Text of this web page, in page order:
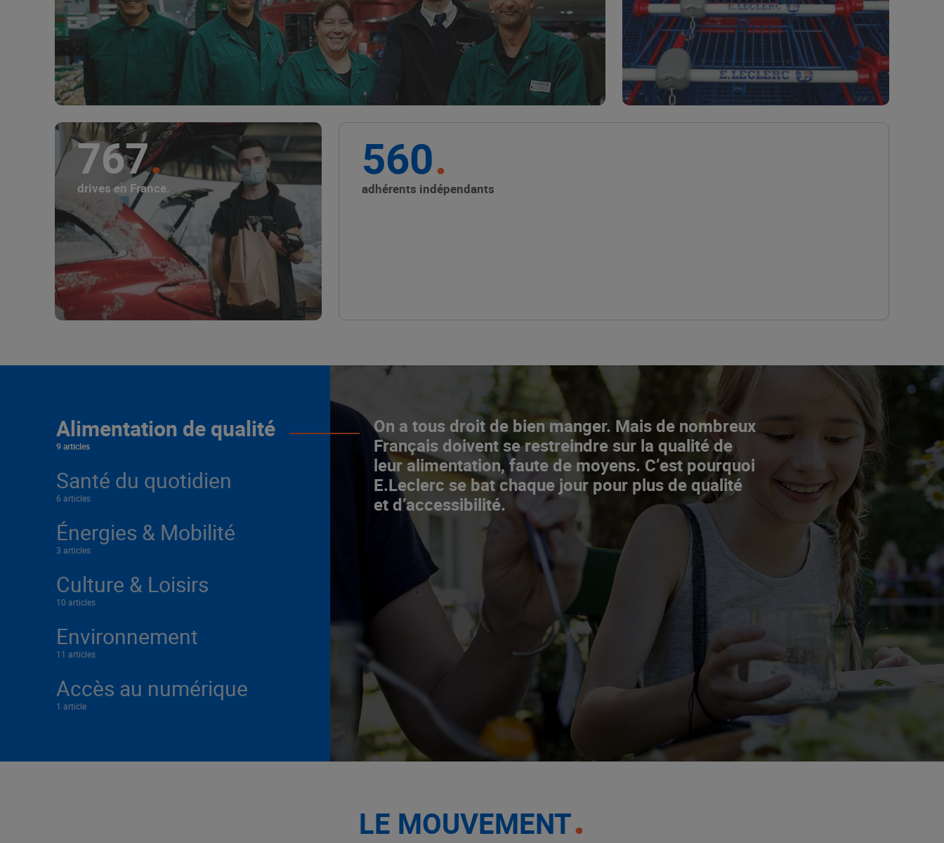
ALIMENTATION DE QUALITÉ
producteurs avec les
L’ascenceur social
fonctionne chez E.Leclerc !
NOTRE MODÈLE
La Grande Rencontre 2024,
767
drives en France.
560
adhérents indépendants
Alimentation de qualité
9 articles
On a tous droit de bien manger. Mais de nombreux
Français doivent se restreindre sur la qualité de
leur alimentation, faute de moyens. C’est pourquoi
E.Leclerc se bat chaque jour pour plus de qualité
et d’accessibilité.
Santé du quotidien
6 articles
Énergies & Mobilité
3 articles
Culture & Loisirs
10 articles
Environnement
11 articles
Accès au numérique
1 article
LE MOUVEMENT